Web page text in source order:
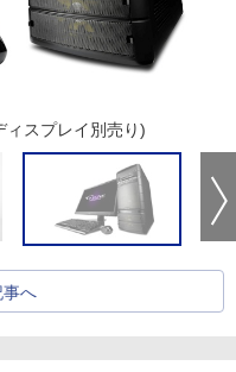
ィスプレイ別売り)
事へ